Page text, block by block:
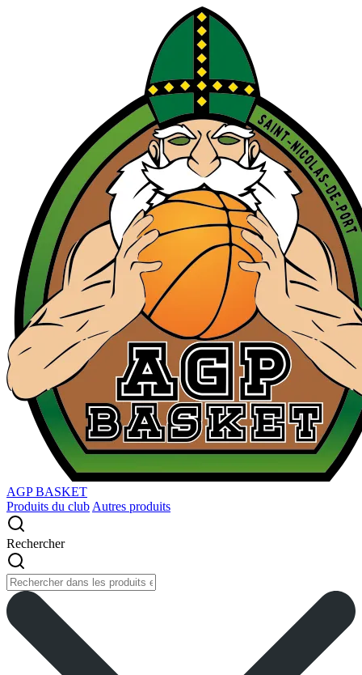
AGP BASKET
Produits du club Autres produits
Rechercher